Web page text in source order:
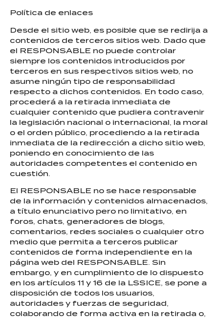
Política de enlaces
Desde el sitio web, es posible que se redirija a
contenidos de terceros sitios web. Dado que
el RESPONSABLE no puede controlar
siempre los contenidos introducidos por
terceros en sus respectivos sitios web, no
asume ningún tipo de responsabilidad
respecto a dichos contenidos. En todo caso,
procederá a la retirada inmediata de
cualquier contenido que pudiera contravenir
la legislación nacional o internacional, la moral
o el orden público, procediendo a la retirada
inmediata de la redirección a dicho sitio web,
poniendo en conocimiento de las
autoridades competentes el contenido en
cuestión.
El RESPONSABLE no se hace responsable
de la información y contenidos almacenados,
a título enunciativo pero no limitativo, en
foros, chats, generadores de blogs,
comentarios, redes sociales o cualquier otro
medio que permita a terceros publicar
contenidos de forma independiente en la
página web del RESPONSABLE. Sin
embargo, y en cumplimiento de lo dispuesto
en los artículos 11 y 16 de la LSSICE, se pone a
disposición de todos los usuarios,
autoridades y fuerzas de seguridad,
colaborando de forma activa en la retirada o,